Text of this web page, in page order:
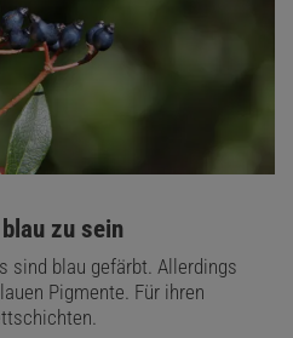
zu sein
sind blau gefärbt. Allerdings
Pigmente. Für ihren